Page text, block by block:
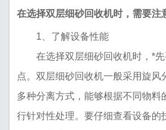
在选择双层细砂回收机时，需要注
1、了解设备性能
在选择双层细砂回收机时，*先
点。双层细砂回收机一般采用旋风
多种分离方式，能够根据不同物料
行针对性处理。要仔细查看设备的